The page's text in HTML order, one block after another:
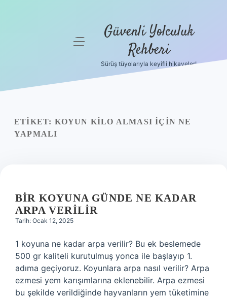
Yasal Uyarı
menüyü Güvenli Yolculuk
Rehberi
Sürüş tüyolarıyla keyifli hikayeler!
ETIKET: KOYUN KILO ALMASI IÇIN NE
YAPMALI
BIR KOYUNA GÜNDE NE KADAR
ARPA VERILIR
Tarih: Ocak 12, 2025
1 koyuna ne kadar arpa verilir? Bu ek beslemede
500 gr kaliteli kurutulmuş yonca ile başlayıp 1.
adıma geçiyoruz. Koyunlara arpa nasıl verilir? Arpa
ezmesi yem karışımlarına eklenebilir. Arpa ezmesi
bu şekilde verildiğinde hayvanların yem tüketimine